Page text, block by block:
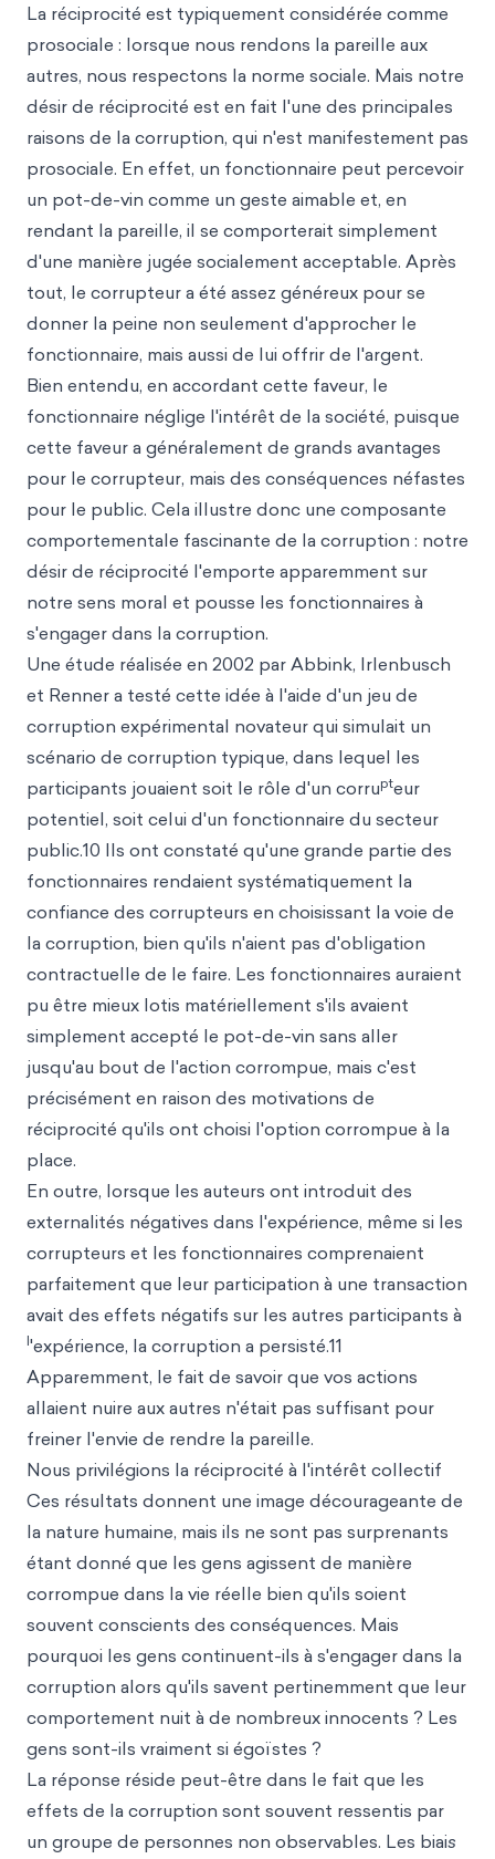
La réciprocité est typiquement considérée comme
prosociale : lorsque nous rendons la pareille aux
autres, nous respectons la norme sociale. Mais notre
désir de réciprocité est en fait l'une des principales
raisons de la corruption, qui n'est manifestement pas
prosociale. En effet, un fonctionnaire peut percevoir
un pot-de-vin comme un geste aimable et, en
rendant la pareille, il se comporterait simplement
d'une manière jugée socialement acceptable. Après
tout, le corrupteur a été assez généreux pour se
donner la peine non seulement d'approcher le
fonctionnaire, mais aussi de lui offrir de l'argent.
Bien entendu, en accordant cette faveur, le
fonctionnaire néglige l'intérêt de la société, puisque
cette faveur a généralement de grands avantages
pour le corrupteur, mais des conséquences néfastes
pour le public. Cela illustre donc une composante
comportementale fascinante de la corruption : notre
désir de réciprocité l'emporte apparemment sur
notre sens moral et pousse les fonctionnaires à
s'engager dans la corruption.
Une étude réalisée en 2002 par Abbink, Irlenbusch
et Renner a testé cette idée à l'aide d'un jeu de
corruption expérimental novateur qui simulait un
scénario de corruption typique, dans lequel les
participants jouaient soit le rôle d'un corrupteur
potentiel, soit celui d'un fonctionnaire du secteur
public.10 Ils ont constaté qu'une grande partie des
fonctionnaires rendaient systématiquement la
confiance des corrupteurs en choisissant la voie de
la corruption, bien qu'ils n'aient pas d'obligation
contractuelle de le faire. Les fonctionnaires auraient
pu être mieux lotis matériellement s'ils avaient
simplement accepté le pot-de-vin sans aller
jusqu'au bout de l'action corrompue, mais c'est
précisément en raison des motivations de
réciprocité qu'ils ont choisi l'option corrompue à la
place.
En outre, lorsque les auteurs ont introduit des
externalités négatives dans l'expérience, même si les
corrupteurs et les fonctionnaires comprenaient
parfaitement que leur participation à une transaction
avait des effets négatifs sur les autres participants à
l'expérience, la corruption a persisté.11
Apparemment, le fait de savoir que vos actions
allaient nuire aux autres n'était pas suffisant pour
freiner l'envie de rendre la pareille.
Nous privilégions la réciprocité à l'intérêt collectif
Ces résultats donnent une image décourageante de
la nature humaine, mais ils ne sont pas surprenants
étant donné que les gens agissent de manière
corrompue dans la vie réelle bien qu'ils soient
souvent conscients des conséquences. Mais
pourquoi les gens continuent-ils à s'engager dans la
corruption alors qu'ils savent pertinemment que leur
comportement nuit à de nombreux innocents ? Les
gens sont-ils vraiment si égoïstes ?
La réponse réside peut-être dans le fait que les
effets de la corruption sont souvent ressentis par
un groupe de personnes non observables. Les biais